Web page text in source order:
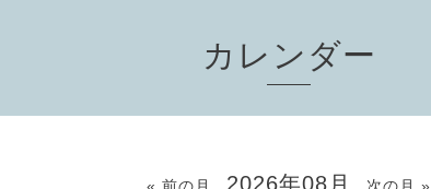
カレンダー
2026年08月